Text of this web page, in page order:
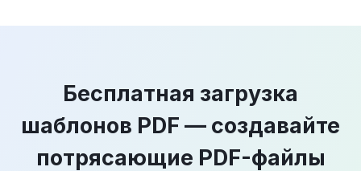
Бесплатная загрузка
шаблонов PDF — создавайте
потрясающие PDF-файлы